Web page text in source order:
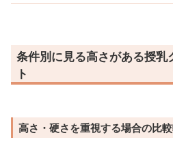
条件別に見る高さがある授
ト
高さ・硬さを重視する場合の比